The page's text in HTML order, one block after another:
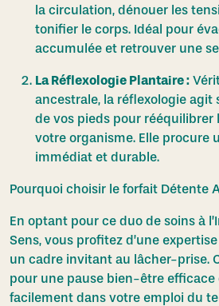
la circulation, dénouer les
tonifier le corps. Idéal pour
accumulée et retrouver une
La Réflexologie Plantaire :
ancestrale, la réflexologie agit
de vos pieds pour rééquilibrer
votre organisme. Elle procure
immédiat et durable.
Pourquoi choisir le forfait Détente
En optant pour ce duo de soins à
Sens, vous profitez d’une
un cadre invitant au lâcher-prise.
pour une pause bien-être efficace
facilement dans votre emploi du